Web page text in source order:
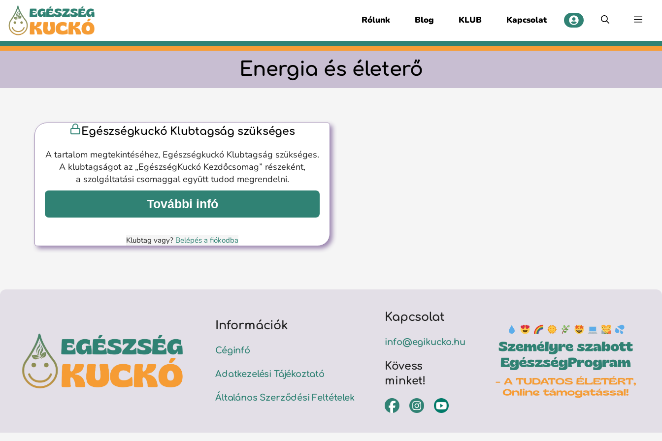
Kilépés
tartalomba
Rólunk Blog KLUB Kapcsolat
Energia és életerő
Egészségkuckó Klubtagság szükséges
A tartalom megtekintéséhez, Egészségkuckó Klubtagság szükséges.
A klubtagságot az „EgészségKuckó Kezdőcsomag” részeként,
a szolgáltatási csomaggal együtt tudod megrendelni.
További infó
Klubtag vagy? Belépés a fiókodba
Információk
Céginfó
Adatkezelési Tájékoztató
Általános Szerződési Feltételek
Kapcsolat
info@egikucko.hu
Kövess
minket!